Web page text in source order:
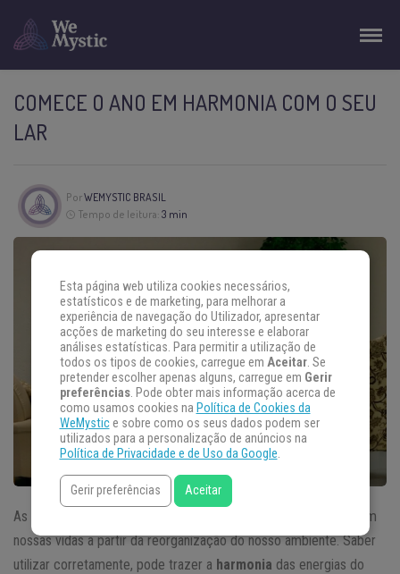
COMECE O ANO EM HARMONIA COM O SEU
LAR
PorWEMYSTIC BRASIL
Tempo de leitura: 3 min
As técnicas de
podem causar mudanças positivas em
nossas vidas a partir da reorganização do nosso ambiente. Saber
utilizar corretamente, pode trazer a harmonia das energias do
Esta página web utiliza cookies necessários,
estatísticos e de marketing, para melhorar a
experiência de navegação do Utilizador, apresentar
acções de marketing do seu interesse e elaborar
análises estatísticas. Para permitir a utilização de
todos os tipos de cookies, carregue em Aceitar. Se
pretender escolher apenas alguns, carregue em Gerir
preferências. Pode obter mais informação acerca de
como usamos cookies na Política de Cookies da
WeMystice sobre como os seus dados podem ser
utilizados para a personalização de anúncios na
Política de Privacidade e de Uso da Google.
Gerir preferências Aceitar